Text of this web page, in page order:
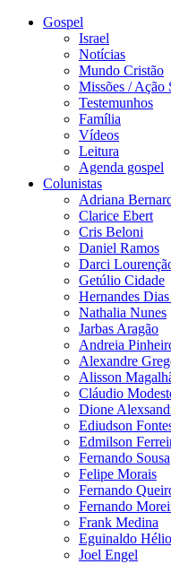
Gospel
Israel
Notícias
Mundo Cristão
Missões / Ação
Testemunhos
Família
Vídeos
Leitura
Agenda gospel
Colunistas
Adriana
Clarice Ebert
Cris Beloni
Daniel Ramos
Darci
Getúlio Cidade
Hernandes
Nathalia Nunes
Jarbas Aragão
Andreia
Alexandre
Alisson
Cláudio
Dione
Ediudson
Edmilson
Fernando Sousa
Felipe Morais
Fernando
Fernando
Frank Medina
Eguinaldo Hélio
Joel Engel